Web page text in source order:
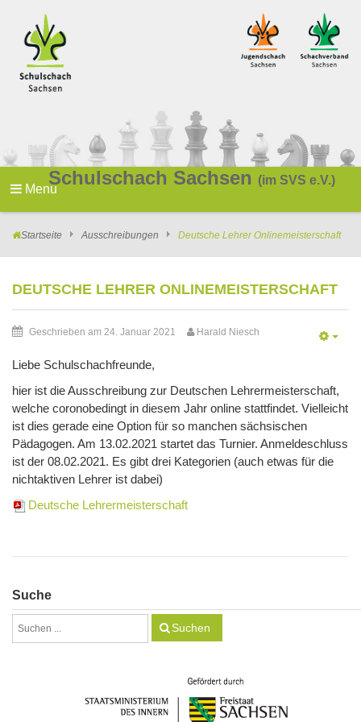
Schulschach Sachsen (im SVS e.V.)
Menu
Startseite Ausschreibungen Deutsche Lehrer Onlinemeisterschaft
DEUTSCHE LEHRER ONLINEMEISTERSCHAFT
Geschrieben am 24. Januar 2021 Harald Niesch
Liebe Schulschachfreunde,
hier ist die Ausschreibung zur Deutschen Lehrermeisterschaft,
welche coronobedingt in diesem Jahr online stattfindet. Vielleicht
ist dies gerade eine Option für so manchen sächsischen
Pädagogen. Am 13.02.2021 startet das Turnier. Anmeldeschluss
ist der 08.02.2021. Es gibt drei Kategorien (auch etwas für die
nichtaktiven Lehrer ist dabei)
Deutsche Lehrermeisterschaft
Suche
Suchen